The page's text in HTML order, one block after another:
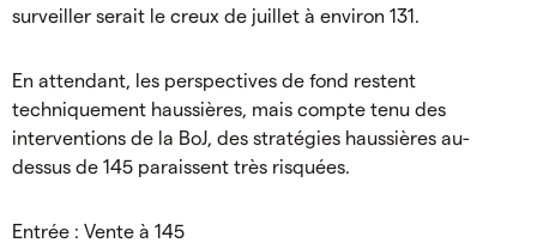
surveiller serait le creux de juillet à environ 131.
En attendant, les perspectives de fond restent
techniquement haussières, mais compte tenu des
interventions de la BoJ, des stratégies haussières au-
dessus de 145 paraissent très risquées.
Entrée : Vente à 145